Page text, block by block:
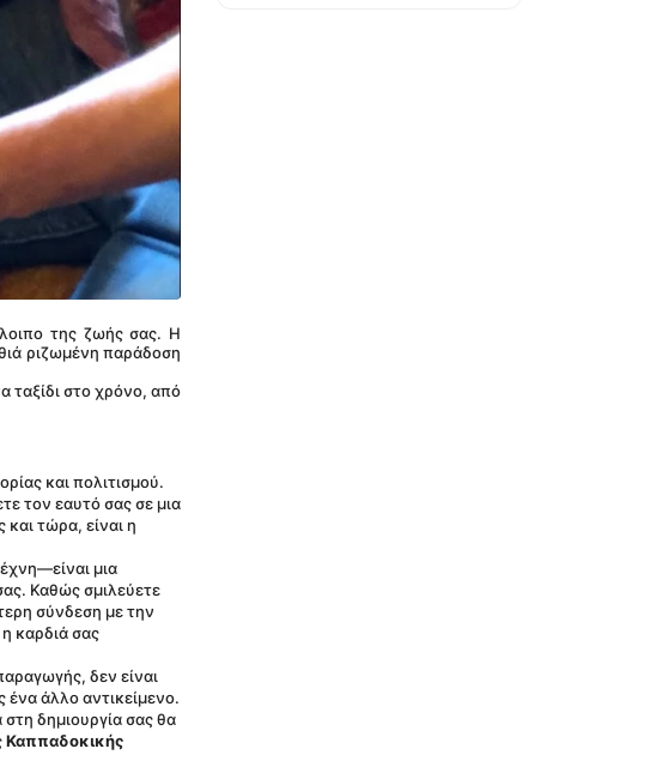
της ζωής σας. Η
ριζωμένη παράδοση
ταξίδι στο χρόνο, από
και πολιτισμού.
τον εαυτό σας σε μια
τώρα, είναι η
μια
Καθώς σμιλεύετε
σύνδεση με την
καρδιά σας
δεν είναι
άλλο αντικείμενο.
δημιουργία σας θα
Καππαδοκικής